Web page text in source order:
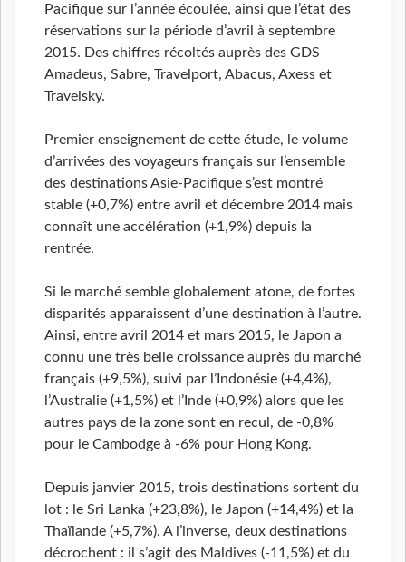
Pacifique sur l’année écoulée, ainsi que l’état des
réservations sur la période d’avril à septembre
2015. Des chiffres récoltés auprès des GDS
Amadeus, Sabre, Travelport, Abacus, Axess et
Travelsky.
Premier enseignement de cette étude, le volume
d’arrivées des voyageurs français sur l’ensemble
des destinations Asie-Pacifique s’est montré
stable (+0,7%) entre avril et décembre 2014 mais
connaît une accélération (+1,9%) depuis la
rentrée.
Si le marché semble globalement atone, de fortes
disparités apparaissent d’une destination à l’autre.
Ainsi, entre avril 2014 et mars 2015, le Japon a
connu une très belle croissance auprès du marché
français (+9,5%), suivi par l’Indonésie (+4,4%),
l’Australie (+1,5%) et l’Inde (+0,9%) alors que les
autres pays de la zone sont en recul, de -0,8%
pour le Cambodge à -6% pour Hong Kong.
Depuis janvier 2015, trois destinations sortent du
lot : le Sri Lanka (+23,8%), le Japon (+14,4%) et la
Thaïlande (+5,7%). A l’inverse, deux destinations
décrochent : il s’agit des Maldives (-11,5%) et du